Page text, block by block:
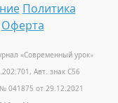
Политика
Оферта
«Современный урок»
Авт. знак С56
041875 от 29.12.2021